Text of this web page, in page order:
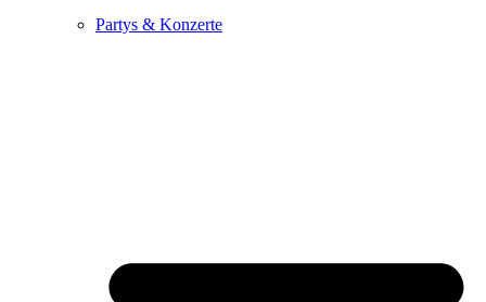
Partys & Konzerte